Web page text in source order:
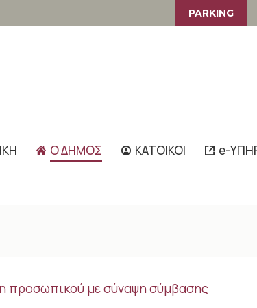
PARKING
Ο ΔΗΜΟΣ ΚΑΤΟΙΚΟΙ e-
προσωπικού με σύναψη σύμβασης